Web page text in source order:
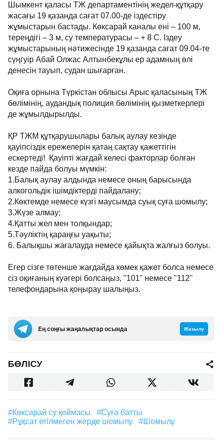
Шымкент қаласы ТЖ департаментінің жедел-құтқару
жасағы 19 қазанда сағат 07.00-де іздестіру
жұмыстарын бастады. Көксарай каналы ені – 100 м,
тереңдігі – 3 м, су температурасы – + 8 С. Іздеу
жұмыстарының нәтижесінде 19 қазанда сағат 09.04-те
сүңгуір Абай Олжас Алтынбекұлы ер адамның өлі
денесін тауып, судан шығарған.
Оқиға орнына Түркістан облысы Арыс қаласының ТЖ
бөлімінің, аудандық полиция бөлімінің қызметкерлері
де жұмылдырылды.
ҚР ТЖМ құтқарушылары балық аулау кезінде
қауіпсіздік ережелерін қатаң сақтау қажеттігін
ескертеді! Қауіпті жағдай келесі факторлар болған
кезде пайда болуы мүмкін:
1.Балық аулау алдында немесе оның барысында
алкогольдік ішімдіктерді пайдалану;
2.Көктемде немесе күзгі маусымда суық суға шомылу;
3.Жүзе алмау;
4.Қатты жел мен толқындар;
5.Тәуліктің қараңғы уақыты;
6. Балықшы жағалауда немесе қайықта жалғыз болуы.
Егер сізге төтенше жағдайда көмек қажет болса немесе
сіз оқиғаның куәгері болсаңыз, "101" немесе "112"
телефондарына қоңырау шалыңыз.
Ең соңғы жаңалықтар осында Жазылу
БӨЛІСУ
#Көксарай су қоймасы
#суға батты
#рұқсат етілмеген жерде шомылу
#шомылу